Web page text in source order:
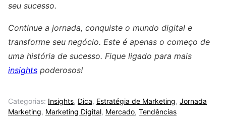
seu sucesso.
Continue a jornada, conquiste o mundo digital e
transforme seu negócio. Este é apenas o começo de
uma história de sucesso. Fique ligado para mais
insights poderosos!
Categorias: Insights, Dica, Estratégia de Marketing, Jornada
Marketing, Marketing Digital, Mercado, Tendências